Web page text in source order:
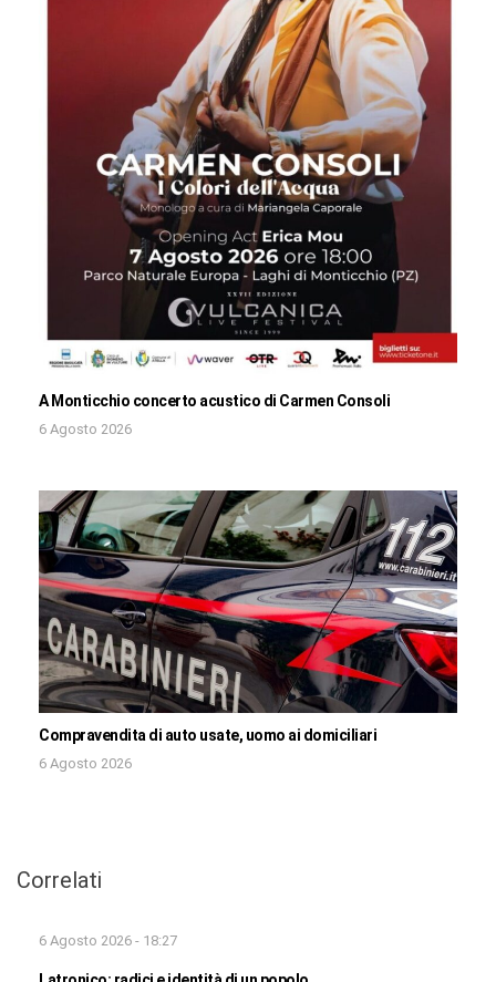
A Monticchio concerto acustico di Carmen Consoli
6 Agosto 2026
Compravendita di auto usate, uomo ai domiciliari
6 Agosto 2026
Correlati
6 Agosto 2026 - 18:27